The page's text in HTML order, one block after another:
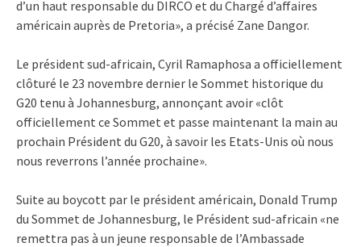
d’un haut responsable du DIRCO et du Chargé d’affaires
américain auprès de Pretoria», a précisé Zane Dangor.
Le président sud-africain, Cyril Ramaphosa a officiellement
clôturé le 23 novembre dernier le Sommet historique du
G20 tenu à Johannesburg, annonçant avoir «clôt
officiellement ce Sommet et passe maintenant la main au
prochain Président du G20, à savoir les Etats-Unis où nous
nous reverrons l’année prochaine».
Suite au boycott par le président américain, Donald Trump
du Sommet de Johannesburg, le Président sud-africain «ne
remettra pas à un jeune responsable de l’Ambassade